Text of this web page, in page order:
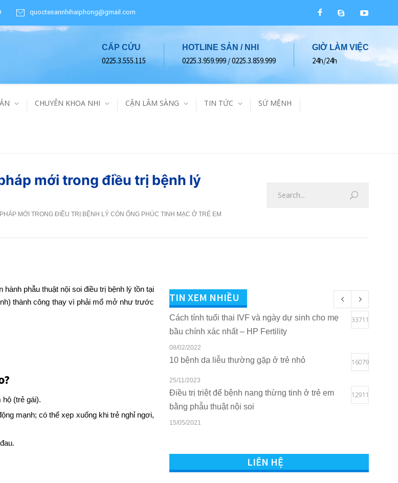
quoctesannhihaiphong@gmail.com
CẤP CỨU
0225.3.555.115
HOTLINE SẢN / NHI
0225.3.959.999 / 0225.3.859.999
GIỜ LÀM VIỆC
24h/24h
CHUYÊN KHOA NHI CẬN LÂM SÀNG TIN TỨC SỨ MỆNH
mới trong điều trị bệnh lý
MỚI TRONG ĐIỀU TRỊ BỆNH LÝ CÒN ỐNG PHÚC TINH MẠC Ở TRẺ EM
phẫu thuật nội soi điều trị bệnh lý tồn tại
thành công thay vì phải mổ mở như trước
hộ (trẻ gái).
mạnh; có thể xẹp xuống khi trẻ nghỉ ngơi,
TIN XEM NHIỀU
Cách tính tuổi thai IVF và ngày dự sinh cho mẹ
bầu chính xác nhất – HP Fertility
33711
08/02/2022
10 bệnh da liễu thường gặp ở trẻ nhỏ 16079
25/11/2023
Điều trị triệt để bệnh nang thừng tinh ở trẻ em
bằng phẫu thuật nội soi
12911
15/05/2021
LIÊN HỆ